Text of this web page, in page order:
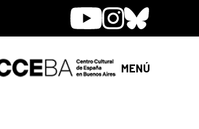
YoutubeInstagram
Bluesky
MENÚ